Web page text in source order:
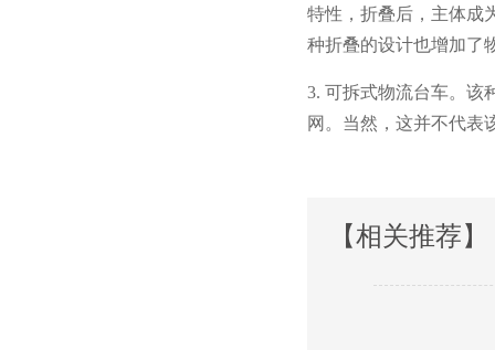
特性，折叠后，主体
种折叠的设计也增加了
3. 可拆式物流台车。
网。当然，这并不
【相关推荐】